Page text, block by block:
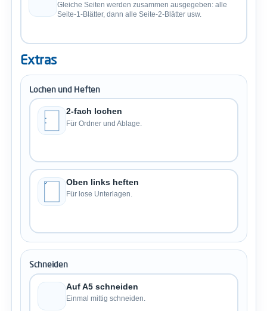
Gleiche Seiten werden zusammen ausgegeben: alle
Seite-1-Blätter, dann alle Seite-2-Blätter usw.
Extras
Lochen und Heften
2-fach lochen
Für Ordner und Ablage.
Oben links heften
Für lose Unterlagen.
Schneiden
Auf A5 schneiden
Einmal mittig schneiden.